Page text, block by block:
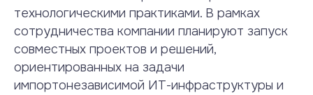
технологическими практиками. В рамках
сотрудничества компании планируют запуск
совместных проектов и решений,
ориентированных на задачи
импортонезависимой ИТ-инфраструктуры и